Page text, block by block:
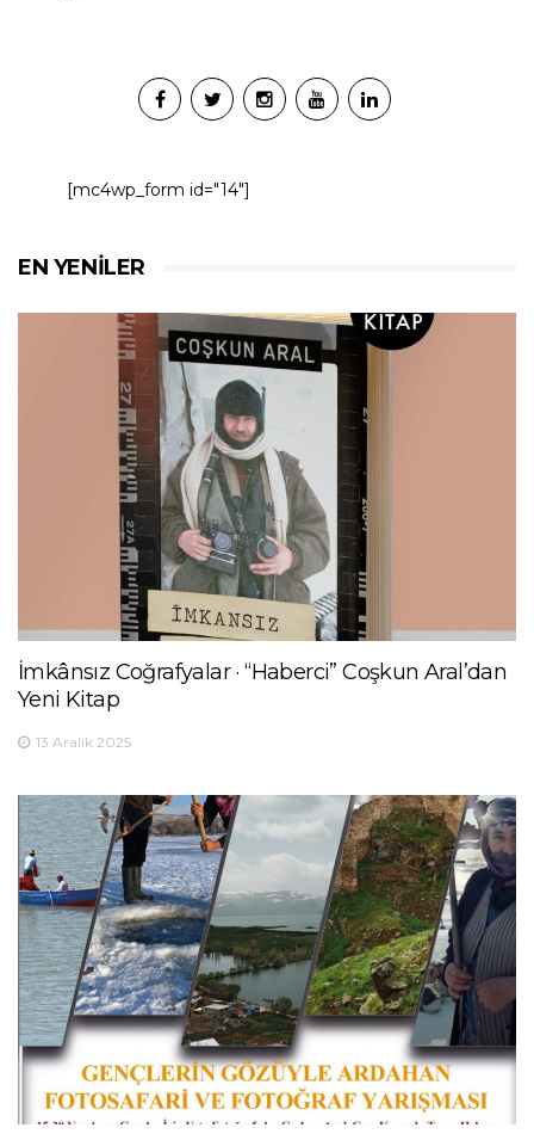
[mc4wp_form id="14"]
EN YENILER
İmkânsız Coğrafyalar · “Haberci” Coşkun Aral’dan
Yeni Kitap
13 Aralık 2025